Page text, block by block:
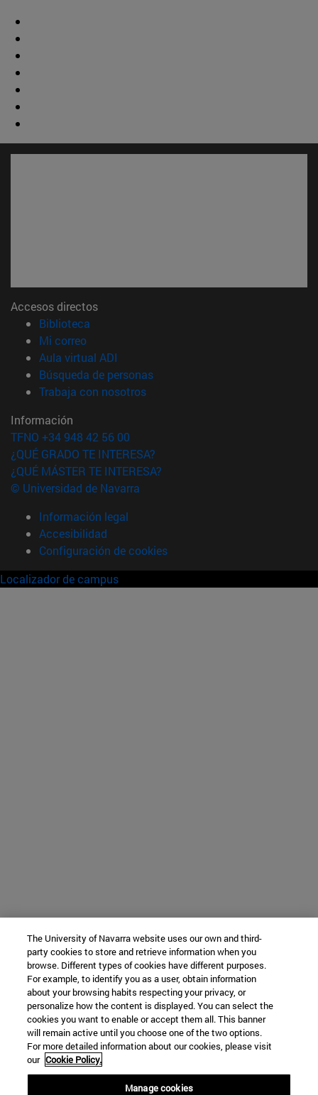
Accesos directos
Biblioteca
Mi correo(abre en nueva ventana)
Aula virtual ADI
Búsqueda de personas(abre en nueva ventana)
Trabaja con nosotros(abre en nueva ventana)
Información
TFNO +34 948 42 56 00
¿QUÉ GRADO TE INTERESA?
¿QUÉ MÁSTER TE INTERESA?
© Universidad de Navarra
Información legal
Accesibilidad
Configuración de cookies
Localizador de campus
The University of Navarra website uses our own and third-
party cookies to store and retrieve information when you
browse. Different types of cookies have different purposes.
For example, to identify you as a user, obtain information
about your browsing habits respecting your privacy, or
personalize how the content is displayed. You can select the
cookies you want to enable or accept them all. This banner
will remain active until you choose one of the two options.
For more detailed information about our cookies, please visit
our Cookie Policy.
Manage cookies